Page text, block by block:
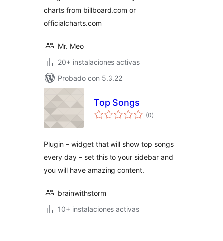
charts from billboard.com or
officialcharts.com
Mr. Meo
20+ instalaciones activas
Probado con 5.3.22
Top Songs
(0total
de
)
Plugin – widget that will show top songs
every day – set this to your sidebar and
you will have amazing content.
brainwithstorm
10+ instalaciones activas